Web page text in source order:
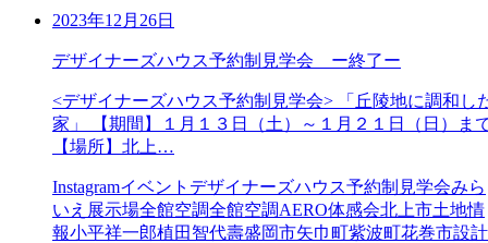
2023年12月26日
デザイナーズハウス予約制見学会 ー終了ー
<デザイナーズハウス予約制見学会> 「丘陵地に調和し
家」 【期間】１月１３日（土）～１月２１日（日）ま
【場所】北上…
Instagramイベント デザイナーズハウス予約制見学会みら
いえ展示場全館空調全館空調AERO体感会北上市土地情
報小平祥一郎植田智代壽盛岡市矢巾町紫波町花巻市設計